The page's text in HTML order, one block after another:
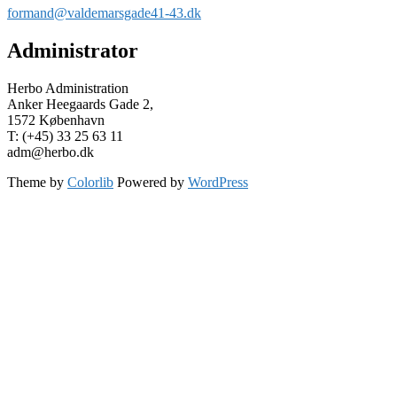
formand@valdemarsgade41-43.dk
Administrator
Herbo Administration
Anker Heegaards Gade 2,
1572 København
T: (+45) 33 25 63 11
adm@herbo.dk
Theme by Colorlib Powered by WordPress